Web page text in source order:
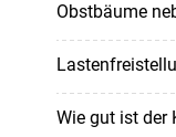
Obstbäume
Wie gut ist der